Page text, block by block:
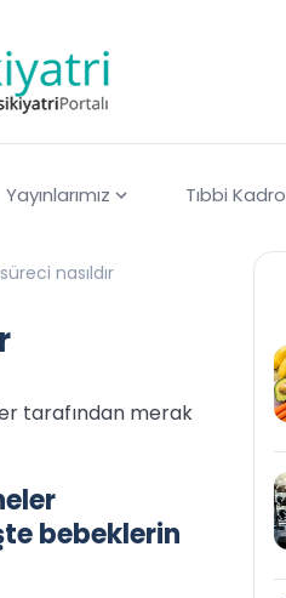
Yayınlarımız Tıbbi Kadro
nasıldır
tarafından merak
bebeklerin